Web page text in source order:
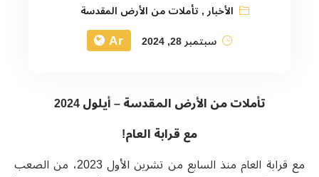
الأخبار, تأملات من الأرض المقدسة
سبتمبر 28, 2024
Ar
تأملات من الأرض المقدسة – أيلول 2024
مع قرابة العام!
مع قرابة العام منذ السابع من تشرين الأول 2023، من الصعب